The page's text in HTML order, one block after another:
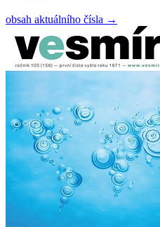
obsah aktuálního čísla →